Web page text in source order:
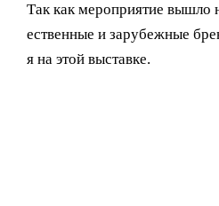
Так как мероприятие вышло
ественные и зарубежные
я на этой выставке.